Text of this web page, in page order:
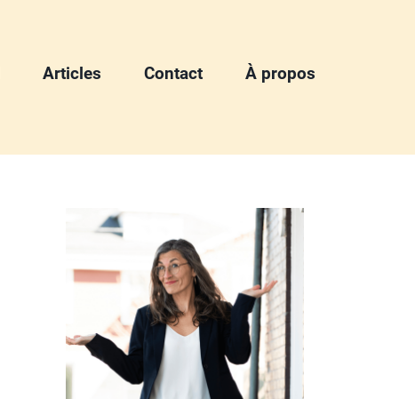
Articles Contact À propos